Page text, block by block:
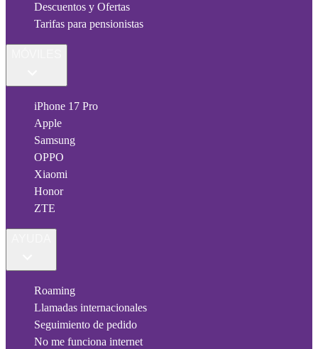
Descuentos y Ofertas
Tarifas para pensionistas
iPhone 17 Pro
Apple
Samsung
OPPO
Xiaomi
Honor
ZTE
Roaming
Llamadas internacionales
Seguimiento de pedido
No me funciona internet